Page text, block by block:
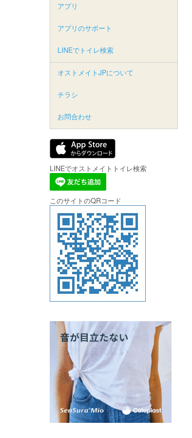
アプリ
アプリのサポート
LINEでトイレ検索
オストメイトJPについて
チラシ
お問合わせ
LINEでオストメイトトイレ検索
このサイトのQRコード